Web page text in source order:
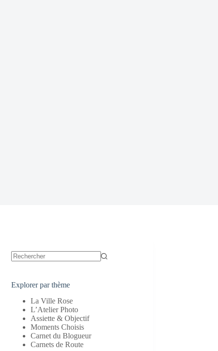
Explorer par thème
La Ville Rose
L’Atelier Photo
Assiette & Objectif
Moments Choisis
Carnet du Blogueur
Carnets de Route